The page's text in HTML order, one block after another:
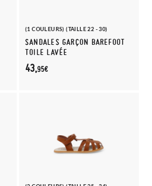
(1 COULEURS) (TAILLE 22 - 30)
SANDALES GARÇON BAREFOOT
TOILE LAVÉE
43,95€